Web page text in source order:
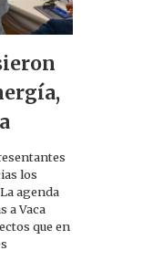
los
agenda
a Vaca
que en